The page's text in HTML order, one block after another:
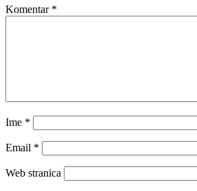
Komentar *
Ime *
Email *
Web stranica